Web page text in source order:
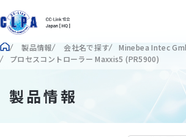
製品情報 会社名で探す
Minebea Intec
プロセスコントローラー Maxxis5 (PR5900)
製品情報